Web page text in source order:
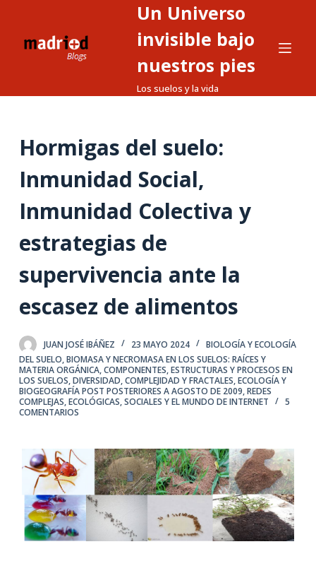
o
Un Universo
invisible bajo
nuestros pies
Los suelos y la vida
Hormigas del suelo:
Inmunidad Social,
Inmunidad Colectiva y
estrategias de
supervivencia ante la
escasez de alimentos
JUAN JOSÉ IBÁÑEZ 23 MAYO 2024
BIOLOGÍA Y ECOLOGÍA
DEL SUELO,BIOMASA Y NECROMASA EN LOS SUELOS: RAÍCES Y
MATERIA ORGÁNICA,COMPONENTES, ESTRUCTURAS Y PROCESOS EN
LOS SUELOS,DIVERSIDAD, COMPLEJIDAD Y FRACTALES,ECOLOGÍA Y
BIOGEOGRAFÍA POST POSTERIORES A AGOSTO DE 2009,REDES
COMPLEJAS, ECOLÓGICAS, SOCIALES Y EL MUNDO DE INTERNET
5
COMENTARIOS